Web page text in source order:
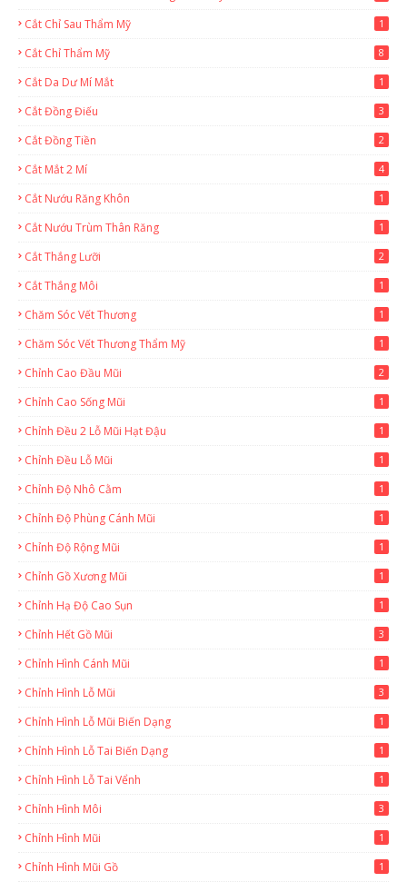
Cắt Chỉ Sau Thẩm Mỹ 1
Cắt Chỉ Thẩm Mỹ 8
Cắt Da Dư Mí Mắt 1
Cắt Đồng Điếu 3
Cắt Đồng Tiền 2
Cắt Mắt 2 Mí 4
Cắt Nướu Răng Khôn 1
Cắt Nướu Trùm Thân Răng 1
Cắt Thắng Lưỡi 2
Cắt Thắng Môi 1
Chăm Sóc Vết Thương 1
Chăm Sóc Vết Thương Thẩm Mỹ 1
Chỉnh Cao Đầu Mũi 2
Chỉnh Cao Sống Mũi 1
Chỉnh Đều 2 Lỗ Mũi Hạt Đậu 1
Chỉnh Đều Lỗ Mũi 1
Chỉnh Độ Nhô Cằm 1
Chỉnh Độ Phùng Cánh Mũi 1
Chỉnh Độ Rộng Mũi 1
Chỉnh Gồ Xương Mũi 1
Chỉnh Hạ Độ Cao Sụn 1
Chỉnh Hết Gồ Mũi 3
Chỉnh Hình Cánh Mũi 1
Chỉnh Hình Lỗ Mũi 3
Chỉnh Hình Lỗ Mũi Biến Dạng 1
Chỉnh Hình Lỗ Tai Biến Dạng 1
Chỉnh Hình Lỗ Tai Vểnh 1
Chỉnh Hình Môi 3
Chỉnh Hình Mũi 1
Chỉnh Hình Mũi Gồ 1